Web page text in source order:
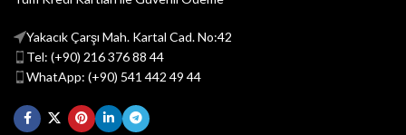
Yakacık Çarşı Mah. Kartal Cad. No:42
Tel: (+90) 216 376 88 44
WhatApp: (+90) 541 442 49 44